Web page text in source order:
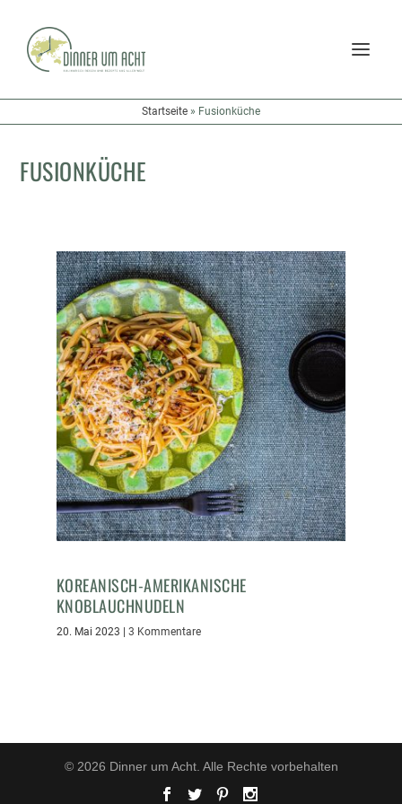
Startseite » Fusionküche
FUSIONKÜCHE
KOREANISCH-AMERIKANISCHE
KNOBLAUCHNUDELN
20. Mai 2023 | 3 Kommentare
© 2026 Dinner um Acht. Alle Rechte vorbehalten